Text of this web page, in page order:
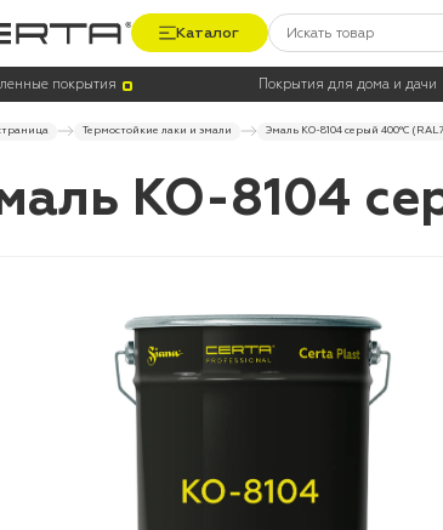
Каталог
покрытия Покрытия для дома и дачи
Термостойкие лаки и эмали Эмаль КО-8104 серый 400°С (RAL
КО-8104